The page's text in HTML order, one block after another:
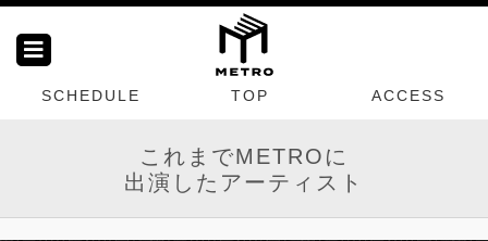
SCHEDULE TOP ACCESS
これまでMETROに
出演したアーティスト